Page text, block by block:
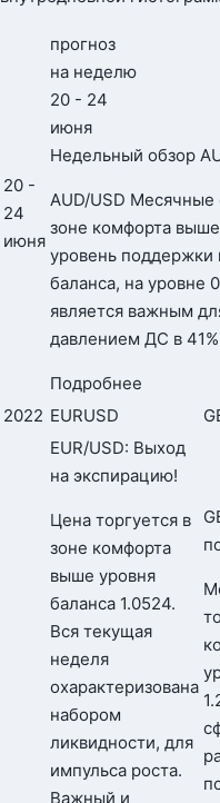
20 -
24
июня
прогноз
на неделю
20 - 24
июня
Недельный обзор
AUD/USD Месячные
зоне комфорта
уровень поддержки
баланса, на уровне
является важным
давлением ДС в
Подробнее
2022 EURUSD
EUR/USD: Выход
на экспирацию!
Цена торгуется в
зоне комфорта
выше уровня
баланса 1.0524.
Вся текущая
неделя
охарактеризована
набором
ликвидности, для
импульса роста.
Важный и